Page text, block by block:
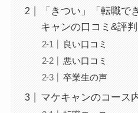
「きつい」「転職で
キャンの口コミ&評
良い口コミ
悪い口コミ
卒業生の声
マケキャンのコース